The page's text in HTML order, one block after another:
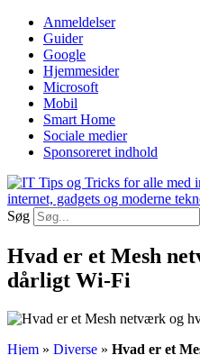
Videre
indhold
Anmeldelser
Guider
Google
Hjemmesider
Microsoft
Mobil
Smart Home
Sociale medier
Sponsoreret indhold
Søg
Hvad er et Mesh
dårligt Wi-Fi
Hjem » Diverse » Hvad er et